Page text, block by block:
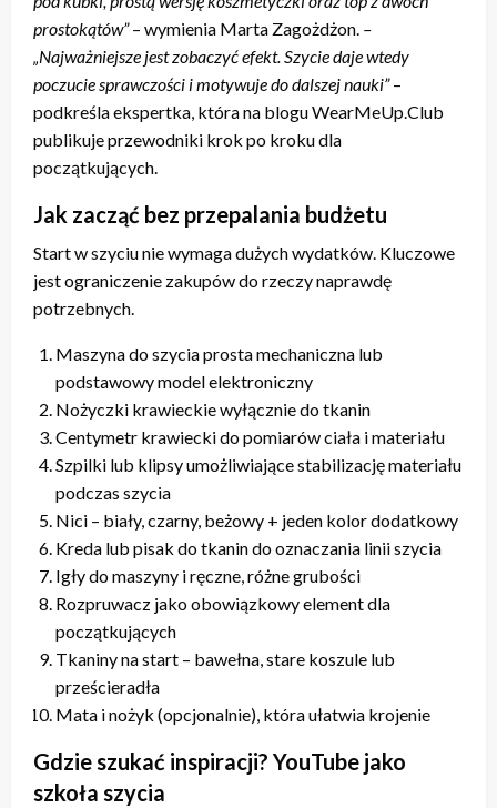
prostokątów”– wymienia Marta Zagożdżon. –
„Najważniejsze jest zobaczyć efekt. Szycie daje wtedy
poczucie sprawczości i motywuje do dalszej nauki”–
podkreśla ekspertka, która na blogu WearMeUp.Club
publikuje przewodniki krok po kroku dla
początkujących.
Jak zacząć bez przepalania budżetu
Start w szyciu nie wymaga dużych wydatków. Kluczowe
jest ograniczenie zakupów do rzeczy naprawdę
potrzebnych.
Maszyna do szycia prosta mechaniczna lub
podstawowy model elektroniczny
Nożyczki krawieckie wyłącznie do tkanin
Centymetr krawiecki do pomiarów ciała i materiału
Szpilki lub klipsy umożliwiające stabilizację materiału
podczas szycia
Nici – biały, czarny, beżowy + jeden kolor dodatkowy
Kreda lub pisak do tkanin do oznaczania linii szycia
Igły do maszyny i ręczne, różne grubości
Rozpruwacz jako obowiązkowy element dla
początkujących
Tkaniny na start – bawełna, stare koszule lub
prześcieradła
Mata i nożyk (opcjonalnie), która ułatwia krojenie
Gdzie szukać inspiracji? YouTube jako
szkoła szycia